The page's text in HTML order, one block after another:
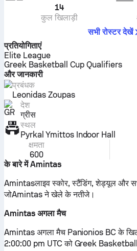
14
कुल खिलाड़ी
सभी रोस्टर देखें
प्रतियोगिताएं
Elite League
Greek Basketball Cup Qualifiers
और जानकारी
प्रबंधक
Leonidas Zoupas
देश
ग्रीस
स्थल
Pyrkal Ymittos Indoor Hall
क्षमता
600
के बारे में Amintas
Amintasलाइव स्कोर, स्टैंडिंग, शेड्यूल और
जोAmintas ने खेले के नतीजे।
Amintas अगला मैच
Amintas अगला मैच Panionios BC के
2:00:00 pm UTC को Greek